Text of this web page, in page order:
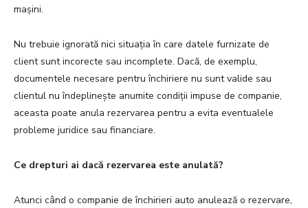
mașini.
Nu trebuie ignorată nici situația în care datele furnizate de
client sunt incorecte sau incomplete. Dacă, de exemplu,
documentele necesare pentru închiriere nu sunt valide sau
clientul nu îndeplinește anumite condiții impuse de companie,
aceasta poate anula rezervarea pentru a evita eventualele
probleme juridice sau financiare.
Ce drepturi ai dacă rezervarea este anulată?
Atunci când o companie de închirieri auto anulează o rezervare,